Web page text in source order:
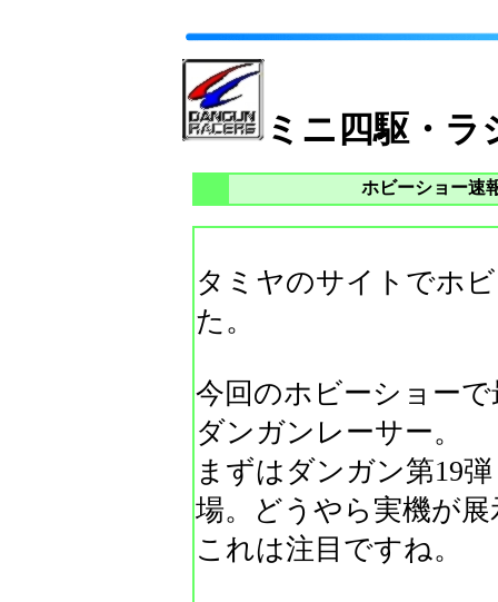
ミニ四駆・
ホビーショー速
タミヤのサイトでホ
た。
今回のホビーショー
ダンガンレーサー。
まずはダンガン第19
場。どうやら実機が
これは注目ですね。